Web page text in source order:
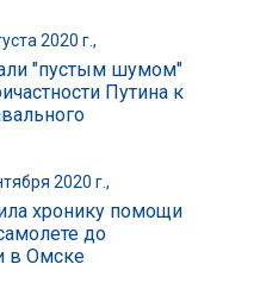
2020 г.,
"пустым шумом"
Путина к
2020 г.,
хронику помощи
до
в Омске